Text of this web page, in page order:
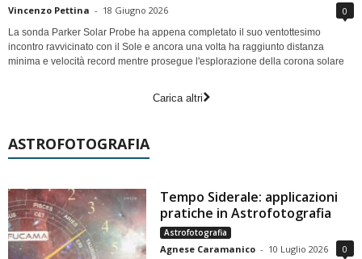
Vincenzo Pettina - 18 Giugno 2026 0
La sonda Parker Solar Probe ha appena completato il suo ventottesimo
incontro ravvicinato con il Sole e ancora una volta ha raggiunto distanza
minima e velocità record mentre prosegue l'esplorazione della corona solare
Carica altri
ASTROFOTOGRAFIA
Tempo Siderale: applicazioni
pratiche in Astrofotografia
Astrofotografia
Agnese Caramanico - 10 Luglio 2026 0